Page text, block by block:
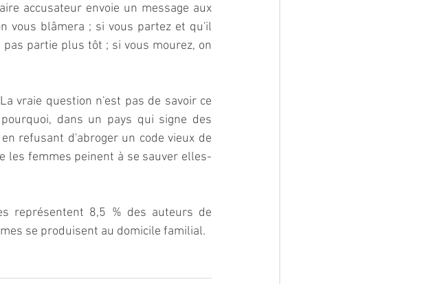
accusateur envoie un message aux
vous blâmera ; si vous partez et qu'il
partie plus tôt ; si vous mourez, on
vraie question n'est pas de savoir ce
dans un pays qui signe des
refusant d'abroger un code vieux de
les femmes peinent à se sauver elles-
représentent 8,5 % des auteurs de
se produisent au domicile familial.